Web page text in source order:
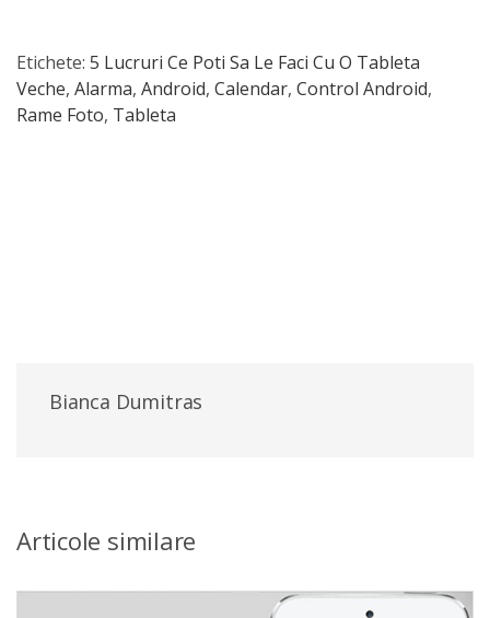
Etichete: 5 Lucruri Ce Poti Sa Le Faci Cu O Tableta
Veche, Alarma, Android, Calendar, Control Android,
Rame Foto, Tableta
Bianca Dumitras
Articole similare